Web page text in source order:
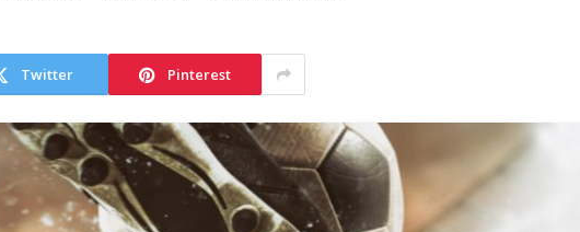
Twitter Pinterest